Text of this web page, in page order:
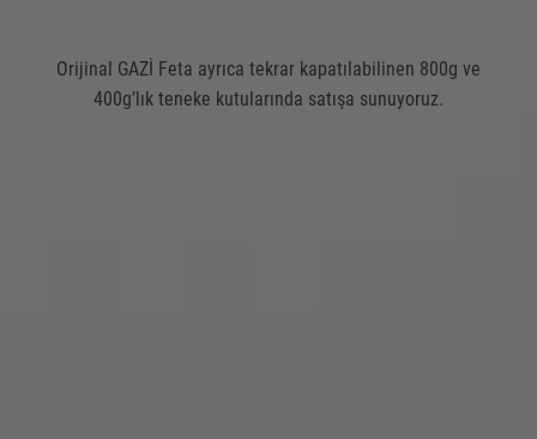
Orijinal GAZİ Feta ayrıca tekrar kapatılabilinen 800g ve
400g’lık teneke kutularında satışa sunuyoruz.